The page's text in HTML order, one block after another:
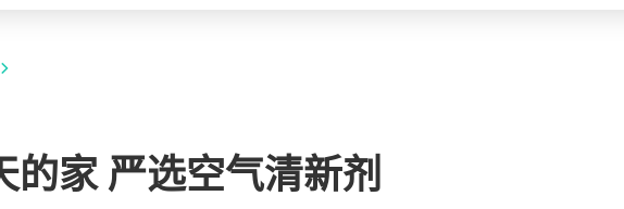
的家 严选空气清新剂